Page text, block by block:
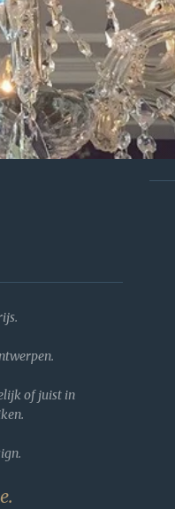
of juist in